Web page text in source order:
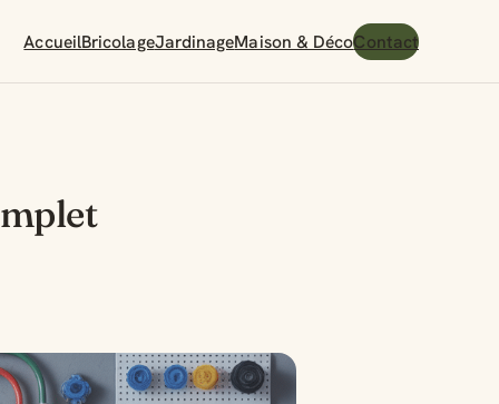
AccueilBricolageJardinageMaison & DécoContact